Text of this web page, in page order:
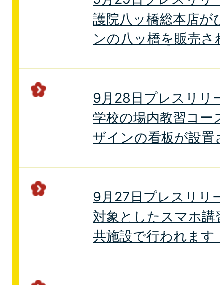
護院八ッ橋総本店
ンの八ッ橋を販売さ
9月28日プレスリリ
学校の場内教習コ
ザインの看板が設置
9月27日プレスリリ
対象としたスマホ講
共施設で行われます